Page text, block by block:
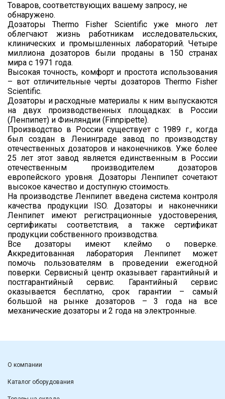
Товаров, соответствующих вашему запросу, не
обнаружено.
Дозаторы Thermo Fisher Scientific уже много лет
облегчают жизнь работникам исследовательских,
клинических и промышленных лабораторий. Четыре
миллиона дозаторов были проданы в 150 странах
мира с 1971 года.
Высокая точность, комфорт и простота использования
– вот отличительные черты дозаторов Thermo Fisher
Scientific.
Дозаторы и расходные материалы к ним выпускаются
на двух производственных площадках: в России
(Ленпипет) и Финляндии (Finnpipette).
Производство в России существует с 1989 г., когда
был создан в Ленинграде завод по производству
отечественных дозаторов и наконечников. Уже более
25 лет этот завод является единственным в России
отечественным производителем дозаторов
европейского уровня. Дозаторы Ленпипет сочетают
высокое качество и доступную стоимость.
На производстве Ленпипет введена система контроля
качества продукции ISO. Дозаторы и наконечники
Ленпипет имеют регистрационные удостоверения,
сертификаты соответствия, а также сертификат
продукции собственного производства.
Все дозаторы имеют клеймо о поверке.
Аккредитованная лаборатория Ленпипет может
помочь пользователям в проведении ежегодной
поверки. Сервисный центр оказывает гарантийный и
постгарантийный сервис. Гарантийный сервис
оказывается бесплатно, срок гарантии – самый
большой на рынке дозаторов – 3 года на все
механические дозаторы и 2 года на электронные.
О компании
Каталог оборудования